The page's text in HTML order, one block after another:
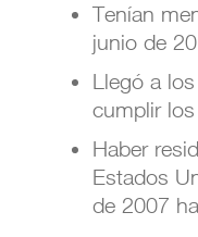
Tenían
junio de
Llegó a
cumplir
Haber
Estados
de 2007